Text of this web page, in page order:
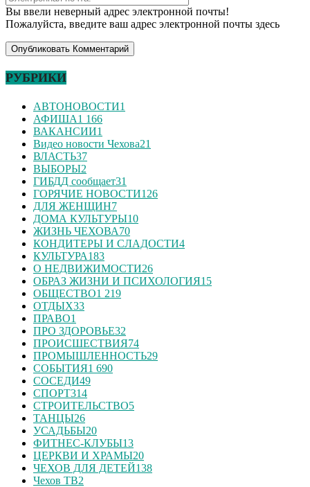
Вы ввели неверный адрес электронной почты!
Пожалуйста, введите ваш адрес электронной почты здесь
РУБРИКИ
АВТОНОВОСТИ1
АФИША1 166
ВАКАНСИИ1
Видео новости Чехова21
ВЛАСТЬ37
ВЫБОРЫ2
ГИБДД сообщает31
ГОРЯЧИЕ НОВОСТИ126
ДЛЯ ЖЕНЩИН7
ДОМА КУЛЬТУРЫ10
ЖИЗНЬ ЧЕХОВА70
КОНДИТЕРЫ И СЛАДОСТИ4
КУЛЬТУРА183
О НЕДВИЖИМОСТИ26
ОБРАЗ ЖИЗНИ И ПСИХОЛОГИЯ15
ОБЩЕСТВО1 219
ОТДЫХ33
ПРАВО1
ПРО ЗДОРОВЬЕ32
ПРОИСШЕСТВИЯ74
ПРОМЫШЛЕННОСТЬ29
СОБЫТИЯ1 690
СОСЕДИ49
СПОРТ314
СТРОИТЕЛЬСТВО5
ТАНЦЫ26
УСАДЬБЫ20
ФИТНЕС-КЛУБЫ13
ЦЕРКВИ И ХРАМЫ20
ЧЕХОВ ДЛЯ ДЕТЕЙ138
Чехов ТВ2